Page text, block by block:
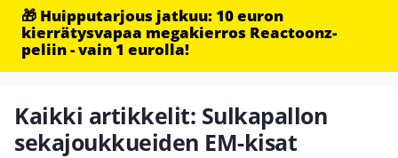
🎁 Huipputarjous jatkuu: 10 euron
kierrätysvapaa megakierros Reactoonz-
peliin - vain 1 eurolla!
Kaikki artikkelit: Sulkapallon
sekajoukkueiden EM-kisat